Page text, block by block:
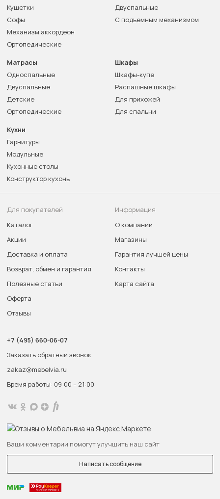
Кушетки
Софы
Механизм аккордеон
Ортопедические
Двуспальные
С подъемным механизмом
Матрасы
Односпальные
Двуспальные
Детские
Ортопедические
Шкафы
Шкафы-купе
Распашные шкафы
Для прихожей
Для спальни
Кухни
Гарнитуры
Модульные
Кухонные столы
Конструктор кухонь
Для покупателей
Каталог
Акции
Доставка и оплата
Возврат, обмен и гарантия
Полезные статьи
Оферта
Отзывы
Информация
О компании
Магазины
Гарантия лучшей цены
Контакты
Карта сайта
+7 (495) 660-06-07
Заказать обратный звонок
zakaz@mebelvia.ru
Время работы: 09:00 – 21:00
Ваши комментарии помогут улучшить наш сайт
Написать сообщение